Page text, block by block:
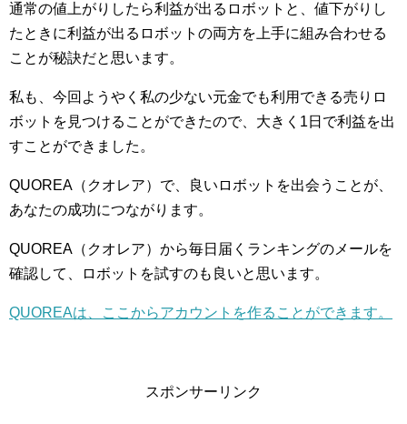
通常の値上がりしたら利益が出るロボットと、値下がりし
たときに利益が出るロボットの両方を上手に組み合わせる
ことが秘訣だと思います。
私も、今回ようやく私の少ない元金でも利用できる売りロ
ボットを見つけることができたので、大きく1日で利益を出
すことができました。
QUOREA（クオレア）で、良いロボットを出会うことが、
あなたの成功につながります。
QUOREA（クオレア）から毎日届くランキングのメールを
確認して、ロボットを試すのも良いと思います。
QUOREAは、ここからアカウントを作ることができます。
スポンサーリンク